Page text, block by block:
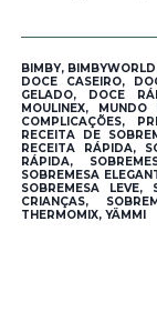
BIMBY,
DOCE CASEIRO,
GELADO, DOCE
MOULINEX,
COMPLICAÇÕES,
RECEITA DE
RECEITA RÁPIDA,
RÁPIDA,
SOBREMESA
SOBREMESA LEVE,
CRIANÇAS,
THERMOMIX, YÄMMI